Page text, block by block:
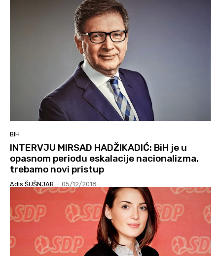
BIH
INTERVJU MIRSAD HADŽIKADIĆ: BiH je u
opasnom periodu eskalacije nacionalizma,
trebamo novi pristup
Adis ŠUŠNJAR - 05/12/2018